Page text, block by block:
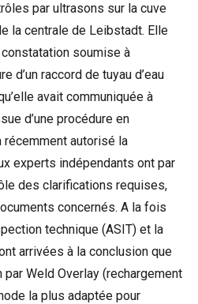
par ultrasons sur la cuve
la centrale de Leibstadt. Elle
soumise à
d’un raccord de tuyau d’eau
avait communiquée à
d’une procédure en
autorisé la
experts indépendants ont par
des clarifications requises,
concernés. A la fois
technique (ASIT) et la
arrivées à la conclusion que
Weld Overlay (rechargement
la plus adaptée pour